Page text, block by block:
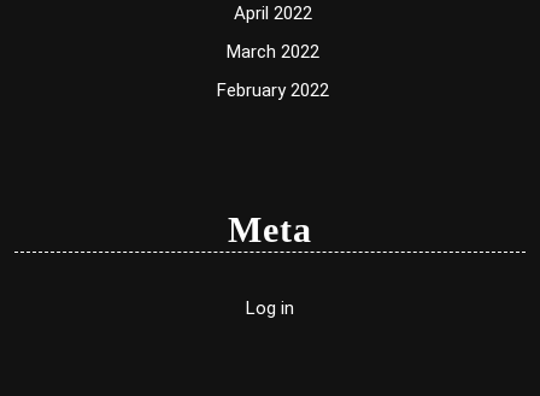
April 2022
March 2022
February 2022
Meta
Log in